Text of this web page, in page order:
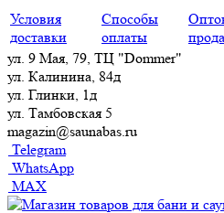
Условия
доставки
Способы
оплаты
ул. 9 Мая, 79, ТЦ "Dommer"
ул. Калинина, 84д
ул. Глинки, 1д
ул. Тамбовская 5
magazin@saunabas.ru
Telegram
WhatsApp
MAX